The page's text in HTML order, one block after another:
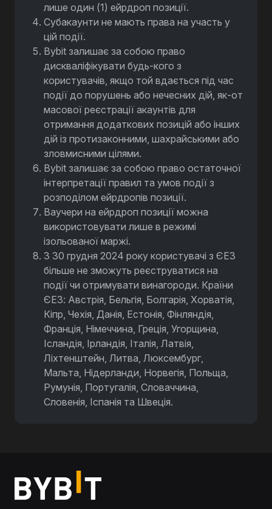
лише один (1) ейрдроп позиції.
Субакаунти не мають права на участь у
цій події.
Bybit залишає за собою право
дискваліфікувати будь-кого з
користувачів, якщо той вдається під час
події до порушень або нечесних дій, як-от
масової реєстрації акаунтів для
отримання додаткових позицій або інших
дій із протизаконними, шахрайськими або
зловмисними цілями.
Bybit залишає за собою право остаточної
інтерпретації правил та умов події з
розподілом ейрдропів позиції.
Ваучери на ейрдроп позиції можна
використовувати лише в режимі
ізольованої маржі.
З 30 грудня 2024 року користувачі з ЄЕЗ
більше не зможуть реєструватися на
події чи отримувати винагороди. Країни
ЄЕЗ: Австрія, Бельгія, Болгарія, Хорватія,
Кіпр, Чехія, Данія, Естонія, Фінляндія,
Франція, Німеччина, Греція, Угорщина,
Ісландія, Ірландія, Італія, Латвія,
Ліхтенштейн, Литва, Люксембург,
Мальта, Нідерланди, Норвегія, Польща,
Румунія, Португалія, Словаччина,
Словенія, Іспанія та Швеція.